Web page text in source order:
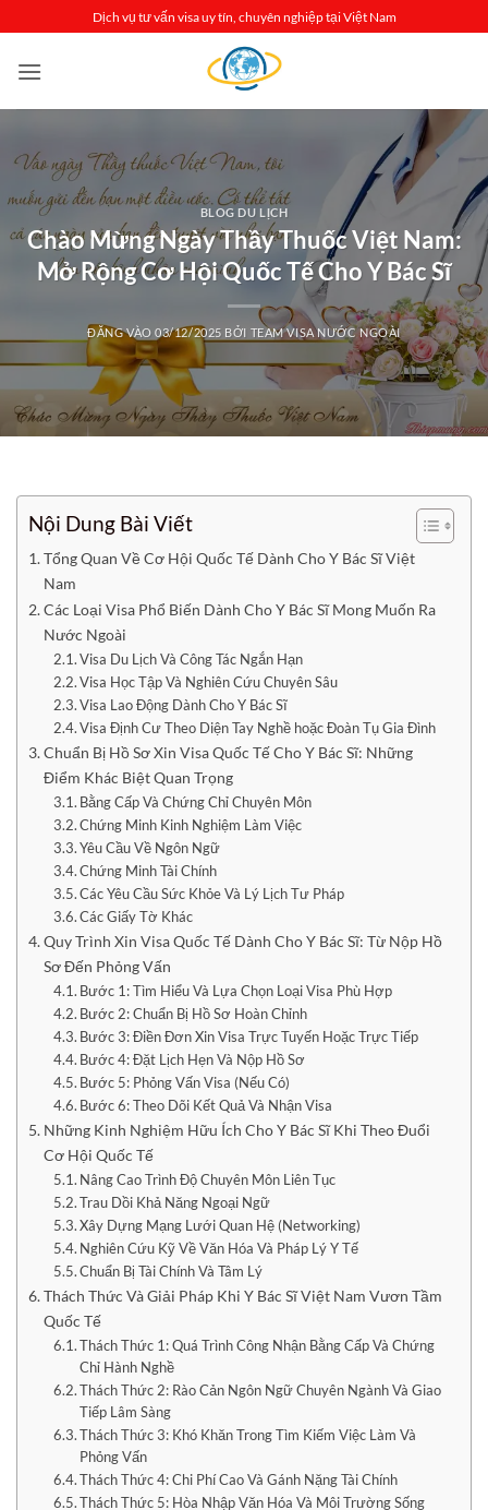
qua
nội
Dịch vụ tư vấn visa uy tín, chuyên nghiệp tại Việt Nam
BLOG DU LỊCH
Chào Mừng Ngày Thầy Thuốc Việt Nam:
Mở Rộng Cơ Hội Quốc Tế Cho Y Bác Sĩ
ĐĂNG VÀO03/12/2025 BỞI TEAM VISA NƯỚC NGOÀI
Nội Dung Bài Viết
Tổng Quan Về Cơ Hội Quốc Tế Dành Cho Y Bác Sĩ Việt
Nam
Các Loại Visa Phổ Biến Dành Cho Y Bác Sĩ Mong Muốn Ra
Nước Ngoài
Visa Du Lịch Và Công Tác Ngắn Hạn
Visa Học Tập Và Nghiên Cứu Chuyên Sâu
Visa Lao Động Dành Cho Y Bác Sĩ
Visa Định Cư Theo Diện Tay Nghề hoặc Đoàn Tụ Gia Đình
Chuẩn Bị Hồ Sơ Xin Visa Quốc Tế Cho Y Bác Sĩ: Những
Điểm Khác Biệt Quan Trọng
Bằng Cấp Và Chứng Chỉ Chuyên Môn
Chứng Minh Kinh Nghiệm Làm Việc
Yêu Cầu Về Ngôn Ngữ
Chứng Minh Tài Chính
Các Yêu Cầu Sức Khỏe Và Lý Lịch Tư Pháp
Các Giấy Tờ Khác
Quy Trình Xin Visa Quốc Tế Dành Cho Y Bác Sĩ: Từ Nộp Hồ
Sơ Đến Phỏng Vấn
Bước 1: Tìm Hiểu Và Lựa Chọn Loại Visa Phù Hợp
Bước 2: Chuẩn Bị Hồ Sơ Hoàn Chỉnh
Bước 3: Điền Đơn Xin Visa Trực Tuyến Hoặc Trực Tiếp
Bước 4: Đặt Lịch Hẹn Và Nộp Hồ Sơ
Bước 5: Phỏng Vấn Visa (Nếu Có)
Bước 6: Theo Dõi Kết Quả Và Nhận Visa
Những Kinh Nghiệm Hữu Ích Cho Y Bác Sĩ Khi Theo Đuổi
Cơ Hội Quốc Tế
Nâng Cao Trình Độ Chuyên Môn Liên Tục
Trau Dồi Khả Năng Ngoại Ngữ
Xây Dựng Mạng Lưới Quan Hệ (Networking)
Nghiên Cứu Kỹ Về Văn Hóa Và Pháp Lý Y Tế
Chuẩn Bị Tài Chính Và Tâm Lý
Thách Thức Và Giải Pháp Khi Y Bác Sĩ Việt Nam Vươn Tầm
Quốc Tế
Thách Thức 1: Quá Trình Công Nhận Bằng Cấp Và Chứng
Chỉ Hành Nghề
Thách Thức 2: Rào Cản Ngôn Ngữ Chuyên Ngành Và Giao
Tiếp Lâm Sàng
Thách Thức 3: Khó Khăn Trong Tìm Kiếm Việc Làm Và
Phỏng Vấn
Thách Thức 4: Chi Phí Cao Và Gánh Nặng Tài Chính
Thách Thức 5: Hòa Nhập Văn Hóa Và Môi Trường Sống